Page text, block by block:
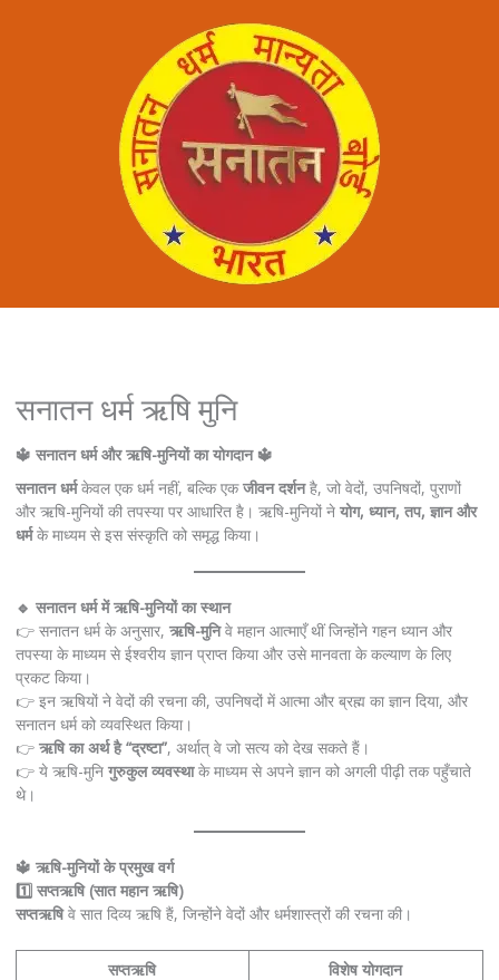
सनातन धर्म ऋषि मुनि
🔱 सनातन धर्म और ऋषि-मुनियों का योगदान 🔱
सनातन धर्मकेवल एक धर्म नहीं, बल्कि एकजीवन दर्शनहै, जो वेदों, उपनिषदों, पुराणों
और ऋषि-मुनियों की तपस्या पर आधारित है। ऋषि-मुनियों ने योग, ध्यान, तप, ज्ञान और
धर्मके माध्यम से इस संस्कृति को समृद्ध किया।
🔹 सनातन धर्म में ऋषि-मुनियों का स्थान
👉 सनातन धर्म के अनुसार, ऋषि-मुनिवे महान आत्माएँ थीं जिन्होंने गहन ध्यान और
तपस्या के माध्यम से ईश्वरीय ज्ञान प्राप्त किया और उसे मानवता के कल्याण के लिए
प्रकट किया।
👉 इन ऋषियों ने वेदों की रचना की, उपनिषदों में आत्मा और ब्रह्म का ज्ञान दिया, और
सनातन धर्म को व्यवस्थित किया।
👉 ऋषि का अर्थ है “द्रष्टा”, अर्थात् वे जो सत्य को देख सकते हैं।
👉 ये ऋषि-मुनि गुरुकुल व्यवस्थाके माध्यम से अपने ज्ञान को अगली पीढ़ी तक पहुँचाते
थे।
🔱 ऋषि-मुनियों के प्रमुख वर्ग
1️⃣ सप्तऋषि (सात महान ऋषि)
सप्तऋषिवे सात दिव्य ऋषि हैं, जिन्होंने वेदों और धर्मशास्त्रों की रचना की।
सप्तऋषि विशेष योगदान